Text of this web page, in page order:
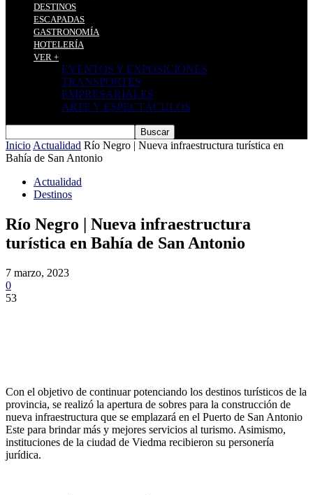
DESTINOS
ESCAPADAS
GASTRONOMÍA
HOTELERÍA
VER +
EVENTOS Y EXPOSICIONES
TRANSPORTES
EMPRESARIALES
ARTE Y ESPECTÁCULOS
Inicio Actualidad Río Negro | Nueva infraestructura turística en
Bahía de San Antonio
Actualidad
Destinos
Río Negro | Nueva infraestructura
turística en Bahía de San Antonio
7 marzo, 2023
0
53
Con el objetivo de continuar potenciando los destinos turísticos de la
provincia, se realizó la apertura de sobres para la construcción de
nueva infraestructura que se emplazará en el Puerto de San Antonio
Este para brindar más y mejores servicios al turismo. Asimismo,
instituciones de la ciudad de Viedma recibieron su personería
jurídica.